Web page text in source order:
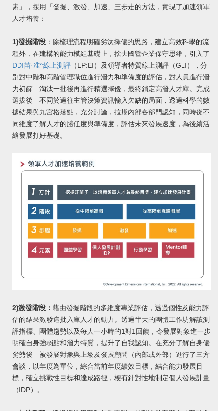
素」，採用「發掘、激發、加速」三步走的方法，實現了加速領軍
人才培養：
1)發掘階段 ：除梳理流程明確劣汰擇優的思路，建立高效科學的流
程外，在建構的能力模組基礎上，捨去國營企業保守思維，引入了
DDI苗·准^線上測評 （LP:EI）及領導者特質線上測評（GLI），分
別對中階和高階管理職位進行潛力和準備度的評估，對人員進行潛
力初篩，淘汰一批後再進行精選擇優，最終鎖定高潛人才庫。完成
選拔後，不同於過往主管決策資訊輸入欠缺的局面，透過科學的數
據結果與九宮格落點，充分討論，拉期內部各部門認知，同時從不
同維度了解人才的勝任度與準備度，評估未來發展速度，為後續活
絡發展打好基礎。
2)激發階段： 藉由發掘階段的多維度專業評估，透過個性及能力評
估的結果激發這批入庫人才的動力。透過半天的團體工作坊解讀測
評指標、團體趨勢以及每人一小時的1對1回饋，令發展對象進一步
明確自身強弱點和潛力特質，提升了自我認知。在充分了解自身優
劣勢後，被發展對象與上級及發展顧問（內部或外部）進行了三方
會談，以年度為單位，綜合當前年度績效目標，結合能力發展目
標，確立挑戰性目標和達成路徑，梗有針對性地制定個人發展計畫
（IDP）。